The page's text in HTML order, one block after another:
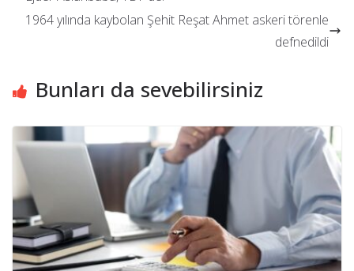
1964 yılında kaybolan Şehit Reşat Ahmet askeri törenle
defnedildi
Bunları da sevebilirsiniz